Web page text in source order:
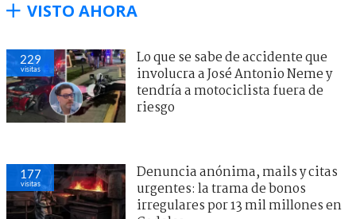
VISTO AHORA
229
visitas
Lo que se sabe de accidente que
involucra a José Antonio Neme y
tendría a motociclista fuera de
riesgo
177
visitas
Denuncia anónima, mails y citas
urgentes: la trama de bonos
irregulares por 13 mil millones en